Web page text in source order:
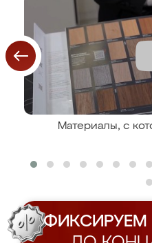
Материалы, с
ФИКСИРУЕМ